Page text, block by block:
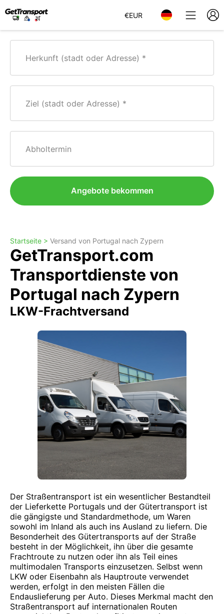
€EUR
Herkunft (stadt oder Adresse)
Ziel (stadt oder Adresse)
Abholtermin
Angebote bekommen
Startseite > Versand von Portugal nach Zypern
GetTransport.com
Transportdienste von
Portugal nach Zypern
LKW-Frachtversand
Der Straßentransport ist ein wesentlicher Bestandteil
der Lieferkette Portugals und der Gütertransport ist
die gängigste und Standardmethode, um Waren
sowohl im Inland als auch ins Ausland zu liefern. Die
Besonderheit des Gütertransports auf der Straße
besteht in der Möglichkeit, ihn über die gesamte
Frachtroute zu nutzen oder ihn als Teil eines
multimodalen Transports einzusetzen. Selbst wenn
LKW oder Eisenbahn als Hauptroute verwendet
werden, erfolgt in den meisten Fällen die
Endauslieferung per Auto. Dieses Merkmal macht den
Straßentransport auf internationalen Routen